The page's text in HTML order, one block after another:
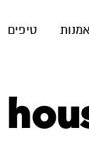
אמנות טיפים